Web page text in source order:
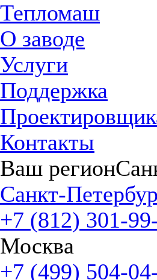
Тепломаш
О заводе
Услуги
Поддержка
Контакты
Ваш регион
Санкт-
+7 (812) 301-
Москва
+7 (499) 504-